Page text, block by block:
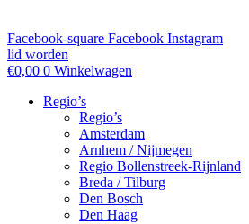
Facebook-square Facebook Instagram
lid worden
€0,00 0 Winkelwagen
Regio’s
Regio’s
Amsterdam
Arnhem / Nijmegen
Regio Bollenstreek-Rijnland
Breda / Tilburg
Den Bosch
Den Haag